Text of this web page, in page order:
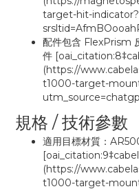
target-hit-indicator?
配件包含 FlexPrism
件
(https://
t1000-target-
規格 / 技術參數
適用目標材質：
(https://
t1000-target-